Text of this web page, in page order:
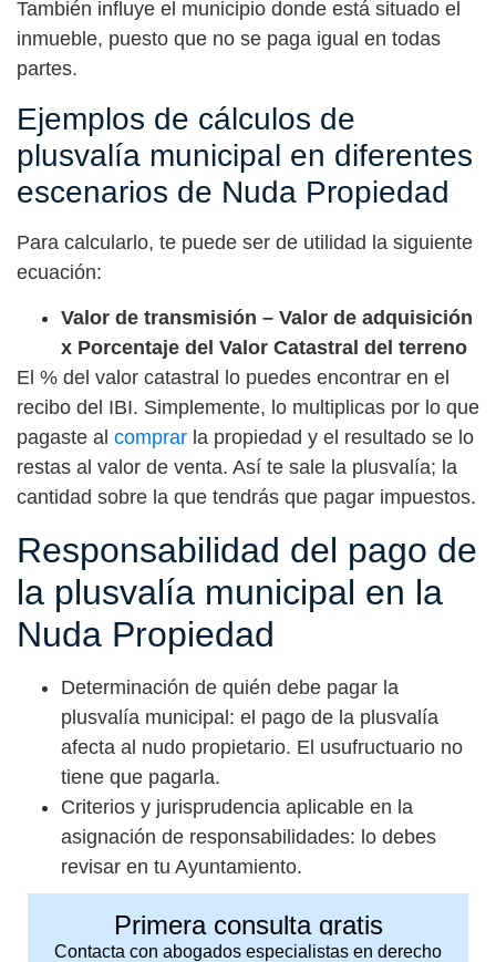
También influye el municipio donde está situado el
inmueble, puesto que no se paga igual en todas
partes.
Ejemplos de cálculos de
plusvalía municipal en diferentes
escenarios de Nuda Propiedad
Para calcularlo, te puede ser de utilidad la siguiente
ecuación:
Valor de transmisión – Valor de adquisición
x Porcentaje del Valor Catastral del terreno
El % del valor catastral lo puedes encontrar en el
recibo del IBI. Simplemente, lo multiplicas por lo que
pagaste al comprar la propiedad y el resultado se lo
restas al valor de venta. Así te sale la plusvalía; la
cantidad sobre la que tendrás que pagar impuestos.
Responsabilidad del pago de
la plusvalía municipal en la
Nuda Propiedad
Determinación de quién debe pagar la
plusvalía municipal: el pago de la plusvalía
afecta al nudo propietario. El usufructuario no
tiene que pagarla.
Criterios y jurisprudencia aplicable en la
asignación de responsabilidades: lo debes
revisar en tu Ayuntamiento.
Primera consulta gratis
Contacta con abogados especialistas en derecho